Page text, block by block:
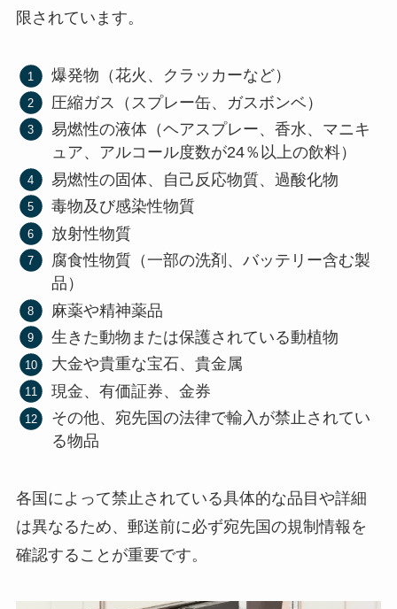
限されています。
爆発物（花火、クラッカーなど）
圧縮ガス（スプレー缶、ガスボンベ）
易燃性の液体（ヘアスプレー、香水、マニキ
ュア、アルコール度数が24％以上の飲料）
易燃性の固体、自己反応物質、過酸化物
毒物及び感染性物質
放射性物質
腐食性物質（一部の洗剤、バッテリー含む製
品）
麻薬や精神薬品
生きた動物または保護されている動植物
大金や貴重な宝石、貴金属
現金、有価証券、金券
その他、宛先国の法律で輸入が禁止されてい
る物品
各国によって禁止されている具体的な品目や詳細
は異なるため、郵送前に必ず宛先国の規制情報を
確認することが重要です。